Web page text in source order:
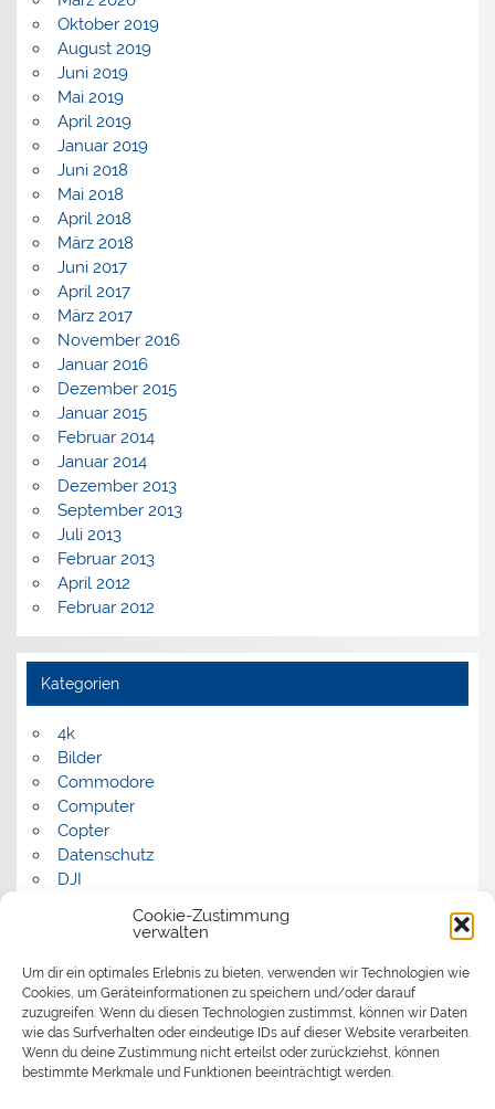
Cookie-Zustimmung
verwalten
Um dir ein optimales Erlebnis zu bieten, verwenden wir Technologien wie
Cookies, um Geräteinformationen zu speichern und/oder darauf
zuzugreifen. Wenn du diesen Technologien zustimmst, können wir Daten
wie das Surfverhalten oder eindeutige IDs auf dieser Website verarbeiten.
Wenn du deine Zustimmung nicht erteilst oder zurückziehst, können
bestimmte Merkmale und Funktionen beeinträchtigt werden.
Oktober 2019
August 2019
Juni 2019
Mai 2019
April 2019
Januar 2019
Juni 2018
Mai 2018
April 2018
März 2018
Juni 2017
April 2017
März 2017
November 2016
Januar 2016
Dezember 2015
Januar 2015
Februar 2014
Januar 2014
Dezember 2013
September 2013
Juli 2013
Februar 2013
April 2012
Februar 2012
Kategorien
4k
Bilder
Commodore
Computer
Copter
Datenschutz
DJI
Panorama
Politik
Retrocomputer
Uncategorized
Video